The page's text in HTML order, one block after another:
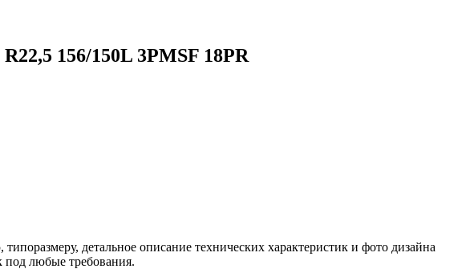
156/150L 3PMSF 18PR
детальное описание технических характеристик и фото дизайна
под любые требования.